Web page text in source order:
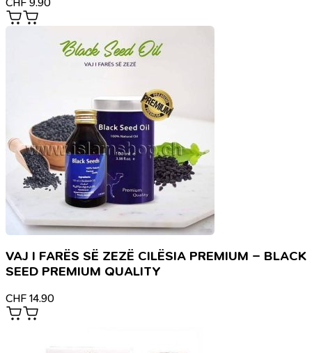
VAJ I FARËS SË ZEZË CILËSIA PREMIUM – BLACK
SEED PREMIUM QUALITY
CHF 14.90